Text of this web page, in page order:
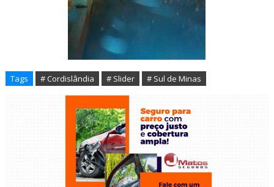
Tags # Cordislândia # Slider # Sul de Minas